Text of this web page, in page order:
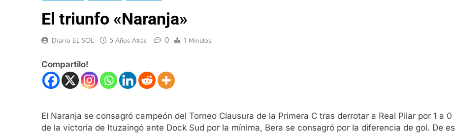
El triunfo «Naranja»
Diario EL SOL 5 Años Atrás 0 1 Minutos
Compartilo!
El Naranja se consagró campeón del Torneo Clausura de la Primera C tras derrotar a Real Pilar por 1 a
de la victoria de Ituzaingó ante Dock Sud por la mínima, Bera se consagró por la diferencia de gol. De